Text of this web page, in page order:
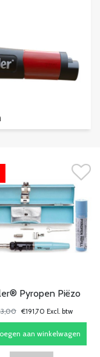
Pyropen Piëzo
€191,70 Excl. btw
aan winkelwagen